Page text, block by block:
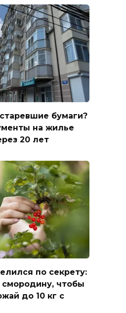
бумаги?
на жилье
20 лет
по секрету:
смородину, чтобы
до 10 кг с